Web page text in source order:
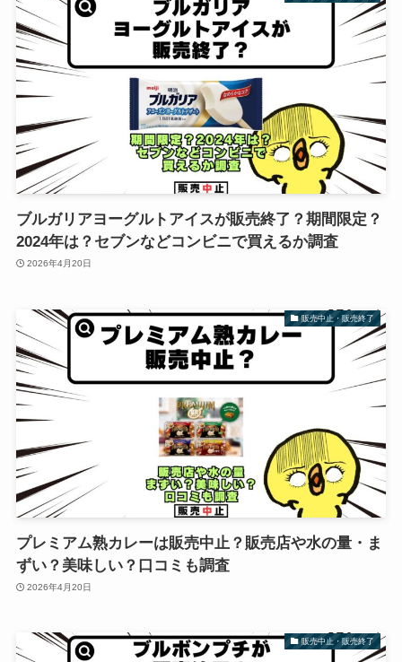
ブルガリアヨーグルトアイスが販売終了？期間限定？
2024年は？セブンなどコンビニで買えるか調査
2026年4月20日
販売中止・販売終了
プレミアム熟カレーは販売中止？販売店や水の量・ま
ずい？美味しい？口コミも調査
2026年4月20日
販売中止・販売終了